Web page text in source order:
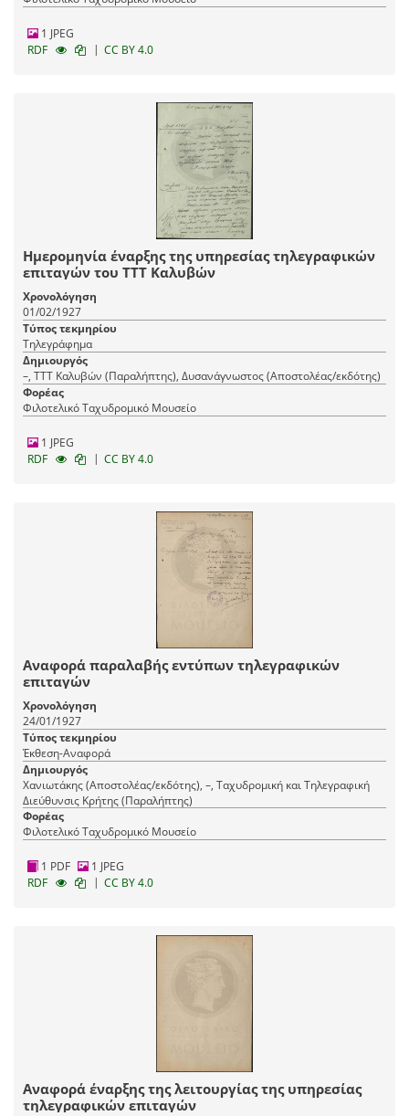
1 JPEG
RDF
| CC BY 4.0
Ημερομηνία έναρξης της υπηρεσίας τηλεγραφικών
επιταγών του ΤΤΤ Καλυβών
Χρονολόγηση
01/02/1927
Τύπος τεκμηρίου
Τηλεγράφημα
Δημιουργός
–, ΤΤΤ Καλυβών (Παραλήπτης), Δυσανάγνωστος (Αποστολέας/εκδότης)
Φορέας
Φιλοτελικό Ταχυδρομικό Μουσείο
1 JPEG
RDF
| CC BY 4.0
Αναφορά παραλαβής εντύπων τηλεγραφικών
επιταγών
Χρονολόγηση
24/01/1927
Τύπος τεκμηρίου
Έκθεση-Αναφορά
Δημιουργός
Χανιωτάκης (Αποστολέας/εκδότης), –, Ταχυδρομική και Τηλεγραφική
Διεύθυνσις Κρήτης (Παραλήπτης)
Φορέας
Φιλοτελικό Ταχυδρομικό Μουσείο
1 PDF
1 JPEG
RDF
| CC BY 4.0
Αναφορά έναρξης της λειτουργίας της υπηρεσίας
τηλεγραφικών επιταγών